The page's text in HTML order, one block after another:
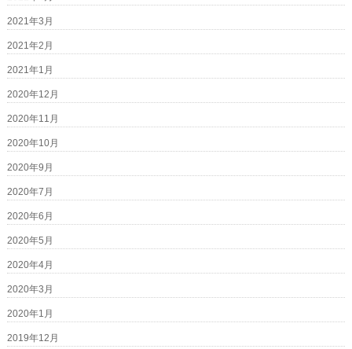
2021年3月
2021年2月
2021年1月
2020年12月
2020年11月
2020年10月
2020年9月
2020年7月
2020年6月
2020年5月
2020年4月
2020年3月
2020年1月
2019年12月